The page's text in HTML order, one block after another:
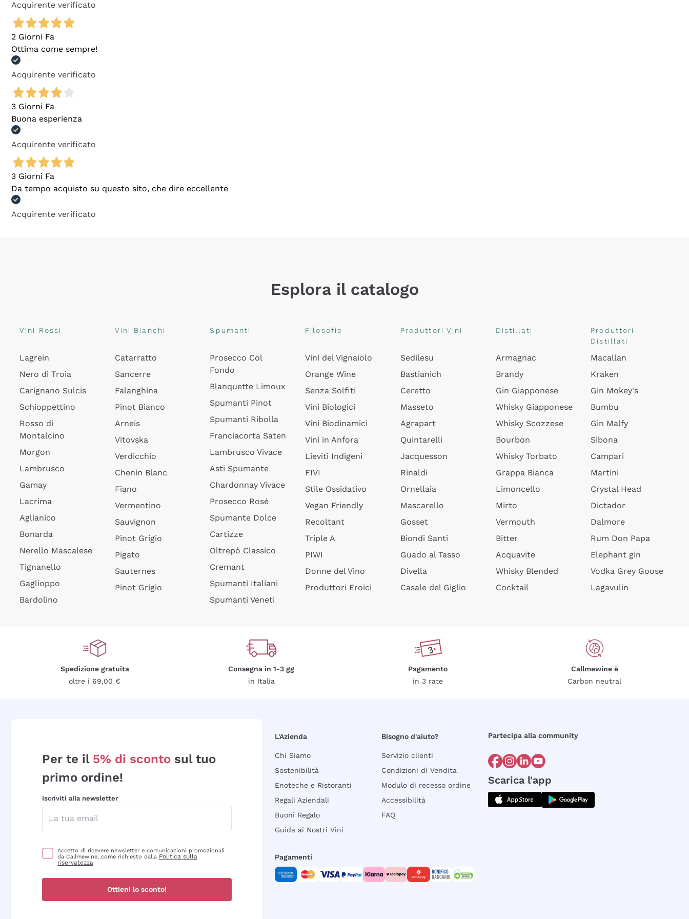
Acquirente verificato
2 Giorni Fa
Ottima come sempre!
Acquirente verificato
3 Giorni Fa
Buona esperienza
Acquirente verificato
3 Giorni Fa
Da tempo acquisto su questo sito, che dire eccellente
Acquirente verificato
Esplora il catalogo
Vini Rossi
Lagrein
Nero di Troia
Carignano Sulcis
Schioppettino
Rosso di
Montalcino
Morgon
Lambrusco
Gamay
Lacrima
Aglianico
Bonarda
Nerello Mascalese
Tignanello
Gaglioppo
Bardolino
Vini Bianchi
Catarratto
Sancerre
Falanghina
Pinot Bianco
Arneis
Vitovska
Verdicchio
Chenin Blanc
Fiano
Vermentino
Sauvignon
Pinot Grigio
Pigato
Sauternes
Pinot Grigio
Spumanti
Prosecco Col
Fondo
Blanquette Limoux
Spumanti Pinot
Spumanti Ribolla
Franciacorta Saten
Lambrusco Vivace
Asti Spumante
Chardonnay Vivace
Prosecco Rosé
Spumante Dolce
Cartizze
Oltrepò Classico
Cremant
Spumanti Italiani
Spumanti Veneti
Filosofie
Vini del Vignaiolo
Orange Wine
Senza Solfiti
Vini Biologici
Vini Biodinamici
Vini in Anfora
Lieviti Indigeni
FIVI
Stile Ossidativo
Vegan Friendly
Recoltant
Triple A
PIWI
Donne del Vino
Produttori Eroici
Produttori Vini
Sedilesu
Bastianich
Ceretto
Masseto
Agrapart
Quintarelli
Jacquesson
Rinaldi
Ornellaia
Mascarello
Gosset
Biondi Santi
Guado al Tasso
Divella
Casale del Giglio
Distillati
Armagnac
Brandy
Gin Giapponese
Whisky Giapponese
Whisky Scozzese
Bourbon
Whisky Torbato
Grappa Bianca
Limoncello
Mirto
Vermouth
Bitter
Acquavite
Whisky Blended
Cocktail
Produttori
Distillati
Macallan
Kraken
Gin Mokey's
Bumbu
Gin Malfy
Sibona
Campari
Martini
Crystal Head
Dictador
Dalmore
Rum Don Papa
Elephant gin
Vodka Grey Goose
Lagavulin
Spedizione gratuita
oltre i 69,00 €
Consegna in 1-3 gg
in Italia
Pagamento
in 3 rate
Callmewine è
Carbon neutral
Per te il 5% di sconto sul tuo
primo ordine!
Iscriviti alla newsletter
Accetto di ricevere newsletter e comunicazioni promozionali
da Callmewine, come richiesto dalla Politica sulla
riservatezza
Ottieni lo sconto!
L'Azienda
Chi Siamo
Sostenibilità
Enoteche e Ristoranti
Regali Aziendali
Buoni Regalo
Guida ai Nostri Vini
Bisogno d'aiuto?
Servizio clienti
Condizioni di Vendita
Modulo di recesso ordine
Accessibilità
FAQ
Partecipa alla community
Scarica l'app
Pagamenti